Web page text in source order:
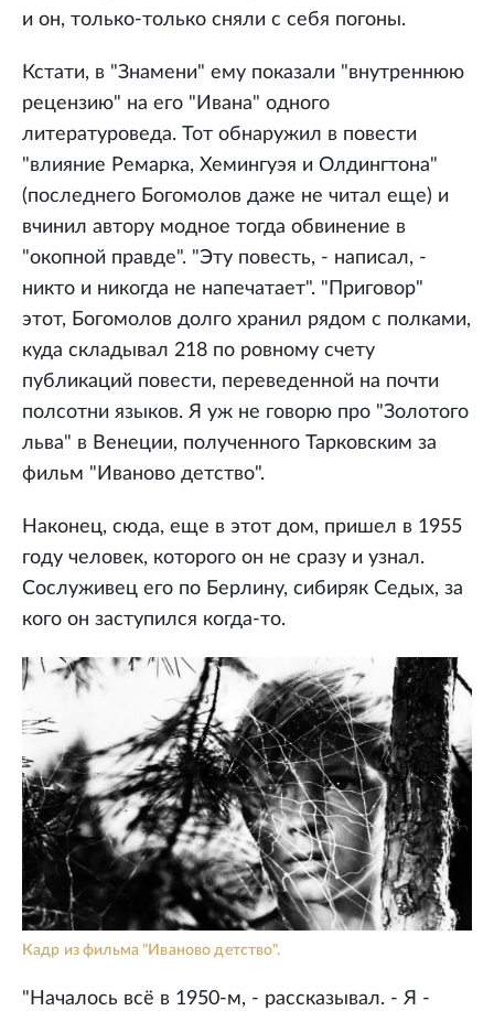
и он, только-только сняли с себя погоны.
Кстати, в "Знамени" ему показали "внутреннюю
рецензию" на его "Ивана" одного
литературоведа. Тот обнаружил в повести
"влияние Ремарка, Хемингуэя и Олдингтона"
(последнего Богомолов даже не читал еще) и
вчинил автору модное тогда обвинение в
"окопной правде". "Эту повесть, - написал, -
никто и никогда не напечатает". "Приговор"
этот, Богомолов долго хранил рядом с полками,
куда складывал 218 по ровному счету
публикаций повести, переведенной на почти
полсотни языков. Я уж не говорю про "Золотого
льва" в Венеции, полученного Тарковским за
фильм "Иваново детство".
Наконец, сюда, еще в этот дом, пришел в 1955
году человек, которого он не сразу и узнал.
Сослуживец его по Берлину, сибиряк Седых, за
кого он заступился когда-то.
Кадр из фильма "Иваново детство".
"Началось всё в 1950-м, - рассказывал. - Я -